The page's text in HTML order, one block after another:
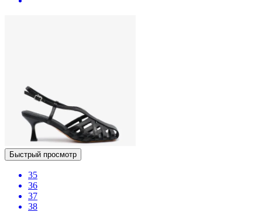
Быстрый просмотр
35
36
37
38